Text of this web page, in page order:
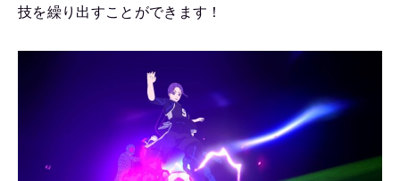
技を繰り出すことができます！